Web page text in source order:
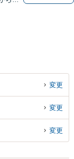
変更
変更
変更